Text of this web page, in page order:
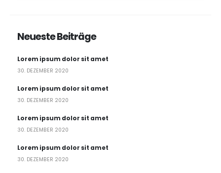
Neueste Beiträge
Lorem ipsum dolor sit amet
30. DEZEMBER 2020
Lorem ipsum dolor sit amet
30. DEZEMBER 2020
Lorem ipsum dolor sit amet
30. DEZEMBER 2020
Lorem ipsum dolor sit amet
30. DEZEMBER 2020